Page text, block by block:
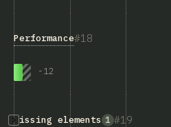
18
Performance
-12
19
Missing elements 1